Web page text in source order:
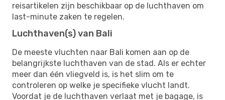
reisartikelen zijn beschikbaar op de luchthaven om
last-minute zaken te regelen.
Luchthaven(s) van Bali
De meeste vluchten naar Bali komen aan op de
belangrijkste luchthaven van de stad. Als er echter
meer dan één vliegveld is, is het slim om te
controleren op welke je specifieke vlucht landt.
Voordat je de luchthaven verlaat met je bagage, is